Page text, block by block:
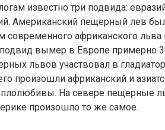
известно три подвида:
Американский пещерный лев
современного африканского льва
вымер в Европе примерно
львов участвовал в
произошли африканский и
На севере пещерные
произошло то же самое.